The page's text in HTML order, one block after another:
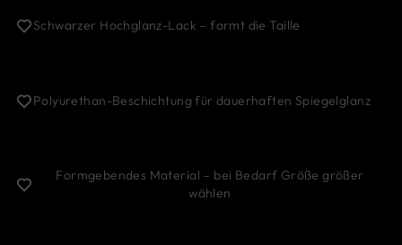
Schwarzer Hochglanz-Lack – formt die Taille
Polyurethan-Beschichtung für dauerhaften Spiegelglanz
Formgebendes Material – bei Bedarf Größe größer
wählen